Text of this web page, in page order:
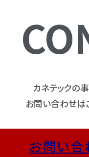
カネテックの
お問い合わせは
お問い合